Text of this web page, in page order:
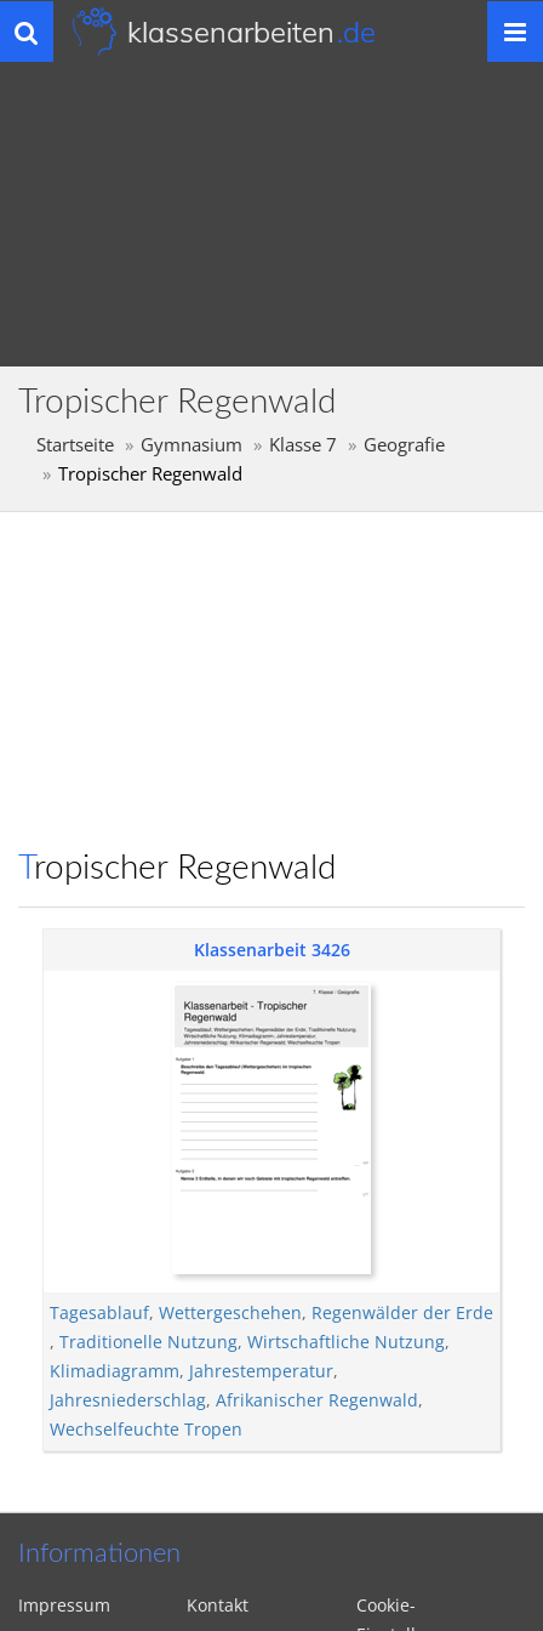
Toggle
navigation
klassenarbeiten.de
Tropischer Regenwald
Startseite Gymnasium Klasse 7
Geografie
Tropischer Regenwald
Tropischer Regenwald
Klassenarbeit 3426
Tagesablauf, Wettergeschehen, Regenwälder der Erde
, Traditionelle Nutzung, Wirtschaftliche Nutzung,
Klimadiagramm, Jahrestemperatur,
Jahresniederschlag, Afrikanischer Regenwald,
Wechselfeuchte Tropen
Informationen
Impressum Kontakt
Cookie-